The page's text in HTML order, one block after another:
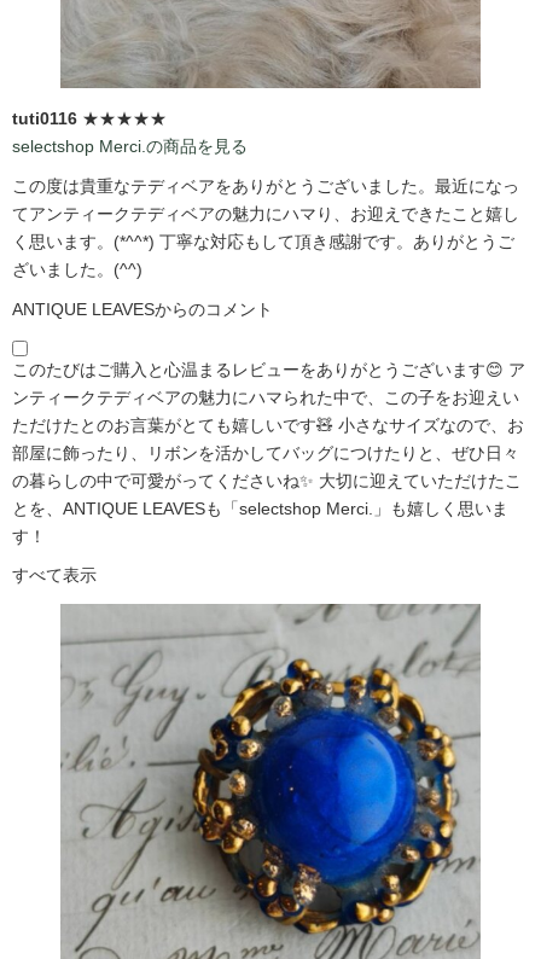
tuti0116 ★★★★★
selectshop Merci.の商品を見る
この度は貴重なテディベアをありがとうございました。最近になっ
てアンティークテディベアの魅力にハマり、お迎えできたこと嬉し
く思います。(*^^*) 丁寧な対応もして頂き感謝です。ありがとうご
ざいました。(^^)
ANTIQUE LEAVESからのコメント
このたびはご購入と心温まるレビューをありがとうございます😊 ア
ンティークテディベアの魅力にハマられた中で、この子をお迎えい
ただけたとのお言葉がとても嬉しいです🧸 小さなサイズなので、お
部屋に飾ったり、リボンを活かしてバッグにつけたりと、ぜひ日々
の暮らしの中で可愛がってくださいね✨ 大切に迎えていただけたこ
とを、ANTIQUE LEAVESも「selectshop Merci.」も嬉しく思いま
す！
すべて表示